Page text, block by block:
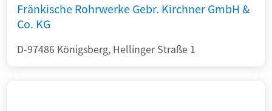
Fränkische Rohrwerke Gebr. Kirchner GmbH &
Co. KG
D-97486 Königsberg, Hellinger Straße 1